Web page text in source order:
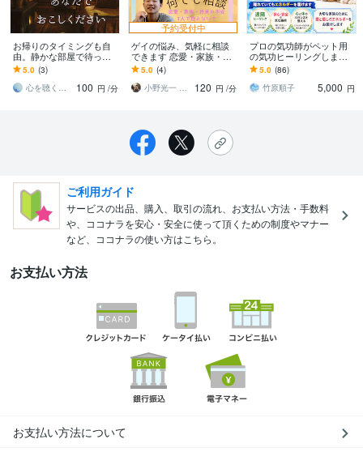
お帰りのタイミングも自
由。静かな部屋で待って
います 明るく振る舞う必
要のない、あなたのため
だけの「究極の隠れ家」
5.0 (3)
心を聴く人 智（とも）
100 円 /分
予約受付中
ゲイの悩み、気軽に相談
できます 恋愛・家族・将
来の不安、ひとりで抱え
ないで
5.0 (4)
小野光一 435
120 円 /分
プロの気功師がペット用
の気功ヒーリングします
新！ペットの苦痛を減ら
し少しでも幸せになるた
めのヒーリング
5.0 (86)
竹原順子
5,000 円
ご利用ガイド
サービスの出品、購入、取引の流れ、お支払い方法・手数料
や、ココナラを安心・安全に使って頂くための制度やマナー
など、ココナラの使い方はこちら。
お支払い方法
お支払い方法について